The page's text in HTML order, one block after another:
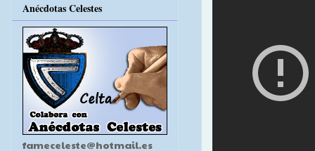
Anécdotas Celestes
fameceleste@hotmail.es